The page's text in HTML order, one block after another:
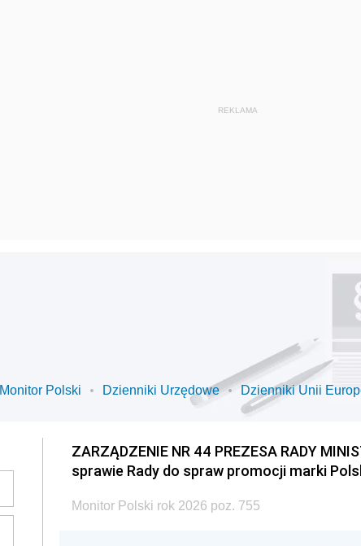
Monitor Polski Dzienniki Urzędowe Dzienniki Unii
ZARZĄDZENIE NR 44 PREZESA RADY
sprawie Rady do spraw promocji marki
Monitor Polski rok 2026 poz. 755